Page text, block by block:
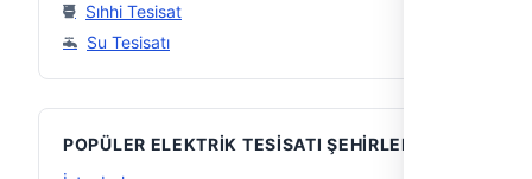
Sıhhi Tesisat
Su Tesisatı
POPÜLER ELEKTRIK TESISATI ŞEHIRLERI